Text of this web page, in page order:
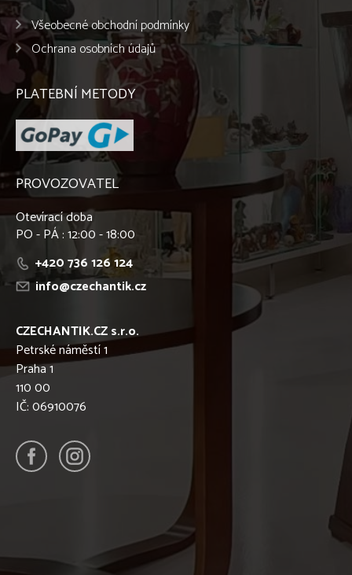
Všeobecné obchodní podmínky
Ochrana osobních údajů
PLATEBNÍ METODY
PROVOZOVATEL
Otevírací doba
PO - PÁ : 12:00 - 18:00
+420 736 126 124
info@czechantik.cz
CZECHANTIK.CZ s.r.o.
Petrské náměstí 1
Praha 1
110 00
IČ: 06910076